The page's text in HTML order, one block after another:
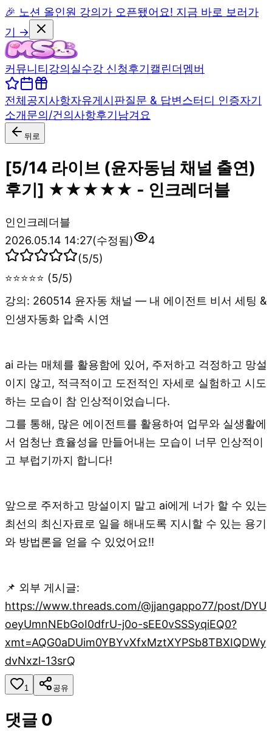
🎉 노션 올인원 강의가 오픈됐어요! 지금 바로 보러가
기 →
커뮤니티강의실수강 신청후기캘린더멤버
전체공지사항자유게시판질문 & 답변스터디 인증자기
소개문의/건의사항후기남겨요
뒤로
[5/14 라이브 (윤자동님 채널 출연)
후기] ★★★★★ - 인크레더블
인인크레더블
2026.05.14 14:27(수정됨)
4
(5/5)
⭐⭐⭐⭐⭐ (5/5)
강의: 260514 윤자동 채널 — 내 에이전트 비서 세팅 &
인생자동화 압축 시연
ai 라는 매체를 활용함에 있어, 주저하고 걱정하고 망설
이지 않고, 적극적이고 도전적인 자세로 실험하고 시도
하는 모습이 참 인상적이었습니다.
그를 통해, 많은 에이전트를 활용하여 업무와 실생활에
서 엄청난 효율성을 만들어내는 모습이 너무 인상적이
고 부럽기까지 합니다!
앞으로 주저하고 망설이지 말고 ai에게 너가 할 수 있는
최선의 최신자료로 일을 해내도록 지시할 수 있는 용기
와 방법론을 얻을 수 있었어요!!
📌 외부 게시글:
https://www.threads.com/@jjangappo77/post/DYU
oeyUmnNEbGoI0dfrU-j0o-sEE0vSSSyqiEQ0?
xmt=AQG0aDUim0YBYvXfxMztXYPSb8TBXIQDWy
dvNxzl-13srQ
1 공유
댓글 0